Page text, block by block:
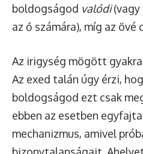
boldogságod valódi(vagy
az ő számára), míg az övé
Az irigység mögött
Az exed talán úgy érzi,
boldogságod ezt csak
ebben az esetben
mechanizmus, amivel